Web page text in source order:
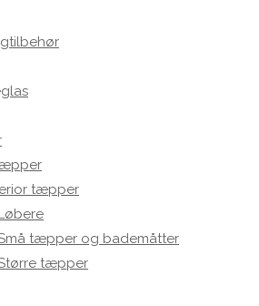
tæpper
tæpper og bademåtter
tæpper